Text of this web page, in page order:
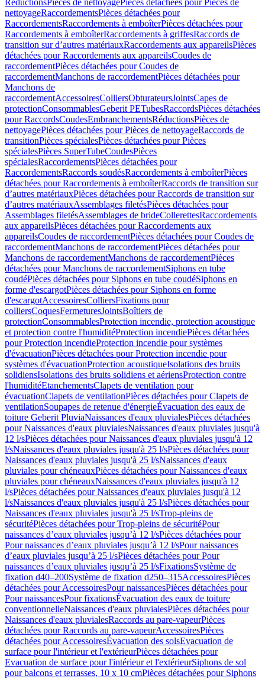
RéductionsPièces de nettoyagePièces détachées pour Pièces de
nettoyageRaccordementsPièces détachées pour
RaccordementsRaccordements à emboîterPièces détachées pour
Raccordements à emboîterRaccordements à griffesRaccords de
transition sur d’autres matériauxRaccordements aux appareilsPièces
détachées pour Raccordements aux appareilsCoudes de
raccordementPièces détachées pour Coudes de
raccordementManchons de raccordementPièces détachées pour
Manchons de
raccordementAccessoiresColliersObturateursJointsCapes de
protectionConsommablesGeberit PETubesRaccordsPièces détachées
pour RaccordsCoudesEmbranchementsRéductionsPièces de
nettoyagePièces détachées pour Pièces de nettoyageRaccords de
transitionPièces spécialesPièces détachées pour Pièces
spécialesPièces SuperTubeCoudesPièces
spécialesRaccordementsPièces détachées pour
RaccordementsRaccords soudésRaccordements à emboîterPièces
détachées pour Raccordements à emboîterRaccords de transition sur
d’autres matériauxPièces détachées pour Raccords de transition sur
d’autres matériauxAssemblages filetésPièces détachées pour
Assemblages filetésAssemblages de brideCollerettesRaccordements
aux appareilsPièces détachées pour Raccordements aux
appareilsCoudes de raccordementPièces détachées pour Coudes de
raccordementManchons de raccordementPièces détachées pour
Manchons de raccordementManchons de raccordementPièces
détachées pour Manchons de raccordementSiphons en tube
coudéPièces détachées pour Siphons en tube coudéSiphons en
forme d'escargotPièces détachées pour Siphons en forme
d'escargotAccessoiresColliersFixations pour
colliersCoquesFermeturesJointsBoîtiers de
protectionConsommablesProtection incendie, protection acoustique
et protection contre l'humiditéProtection incendiePièces détachées
pour Protection incendieProtection incendie pour systèmes
d'évacuationPièces détachées pour Protection incendie pour
systèmes d'évacuationProtection acoustiqueIsolations des bruits
solidiensIsolations des bruits solidiens et aériensProtection contre
l'humiditéEtanchementsClapets de ventilation pour
évacuationClapets de ventilationPièces détachées pour Clapets de
ventilationSoupapes de retenue d'énergieÉvacuation des eaux de
toiture Geberit PluviaNaissances d'eaux pluvialesPièces détachées
pour Naissances d'eaux pluvialesNaissances d'eaux pluviales jusqu'à
12 l/sPièces détachées pour Naissances d'eaux pluviales jusqu'à 12
l/sNaissances d'eaux pluviales jusqu'à 25 l/sPièces détachées pour
Naissances d'eaux pluviales jusqu'à 25 l/sNaissances d'eaux
pluviales pour chéneauxPièces détachées pour Naissances d'eaux
pluviales pour chéneauxNaissances d'eaux pluviales jusqu'à 12
l/sPièces détachées pour Naissances d'eaux pluviales jusqu'à 12
l/sNaissances d'eaux pluviales jusqu'à 25 l/sPièces détachées pour
Naissances d'eaux pluviales jusqu'à 25 l/sTrop-pleins de
sécuritéPièces détachées pour Trop-pleins de sécuritéPour
naissances d’eaux pluviales jusqu’à 12 l/sPièces détachées pour
Pour naissances d’eaux pluviales jusqu’à 12 l/sPour naissances
d’eaux pluviales jusqu’à 25 l/sPièces détachées pour Pour
naissances d’eaux pluviales jusqu’à 25 l/sFixationsSystème de
fixation d40–200Système de fixation d250–315AccessoiresPièces
détachées pour AccessoiresPour naissancesPièces détachées pour
Pour naissancesPour fixationsÉvacuation des eaux de toiture
conventionnelleNaissances d'eaux pluvialesPièces détachées pour
Naissances d'eaux pluvialesRaccords au pare-vapeurPièces
détachées pour Raccords au pare-vapeurAccessoiresPièces
détachées pour AccessoiresÉvacuation des solsEvacuation de
surface pour l'intérieur et l'extérieurPièces détachées pour
Evacuation de surface pour l'intérieur et l'extérieurSiphons de sol
pour balcons et terrasses, 10 x 10 cmPièces détachées pour Siphons